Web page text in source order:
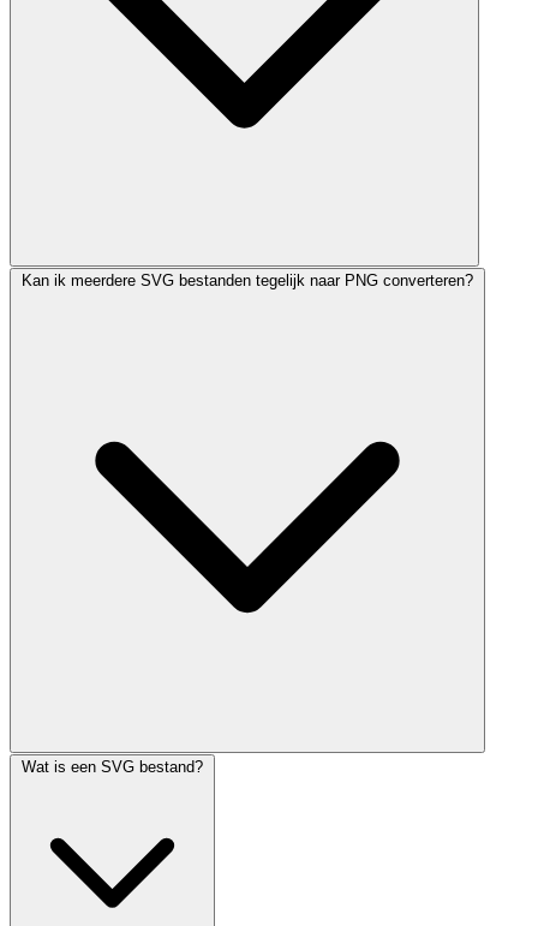
Kan ik meerdere SVG bestanden tegelijk naar PNG converteren?
Wat is een SVG bestand?